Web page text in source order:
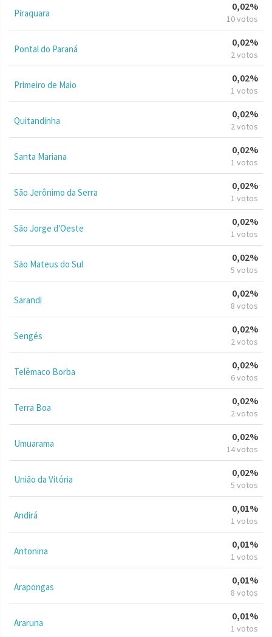
Piraquara
0,02%
10 votos
Pontal do Paraná
0,02%
2 votos
Primeiro de Maio
0,02%
1 votos
Quitandinha
0,02%
2 votos
Santa Mariana
0,02%
1 votos
São Jerônimo da Serra
0,02%
1 votos
São Jorge d'Oeste
0,02%
1 votos
São Mateus do Sul
0,02%
5 votos
Sarandi
0,02%
8 votos
Sengés
0,02%
2 votos
Telêmaco Borba
0,02%
6 votos
Terra Boa
0,02%
2 votos
Umuarama
0,02%
14 votos
União da Vitória
0,02%
5 votos
Andirá
0,01%
1 votos
Antonina
0,01%
1 votos
Arapongas
0,01%
8 votos
Araruna
0,01%
1 votos